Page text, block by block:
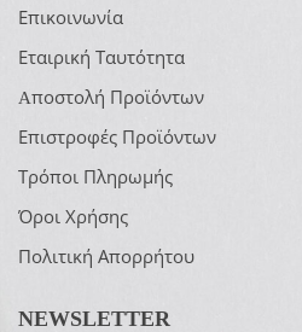
Επικοινωνία
Εταιρική Ταυτότητα
Aποστολή Προϊόντων
Επιστροφές Προϊόντων
Τρόποι Πληρωμής
Όροι Χρήσης
Πολιτική Απορρήτου
NEWSLETTER